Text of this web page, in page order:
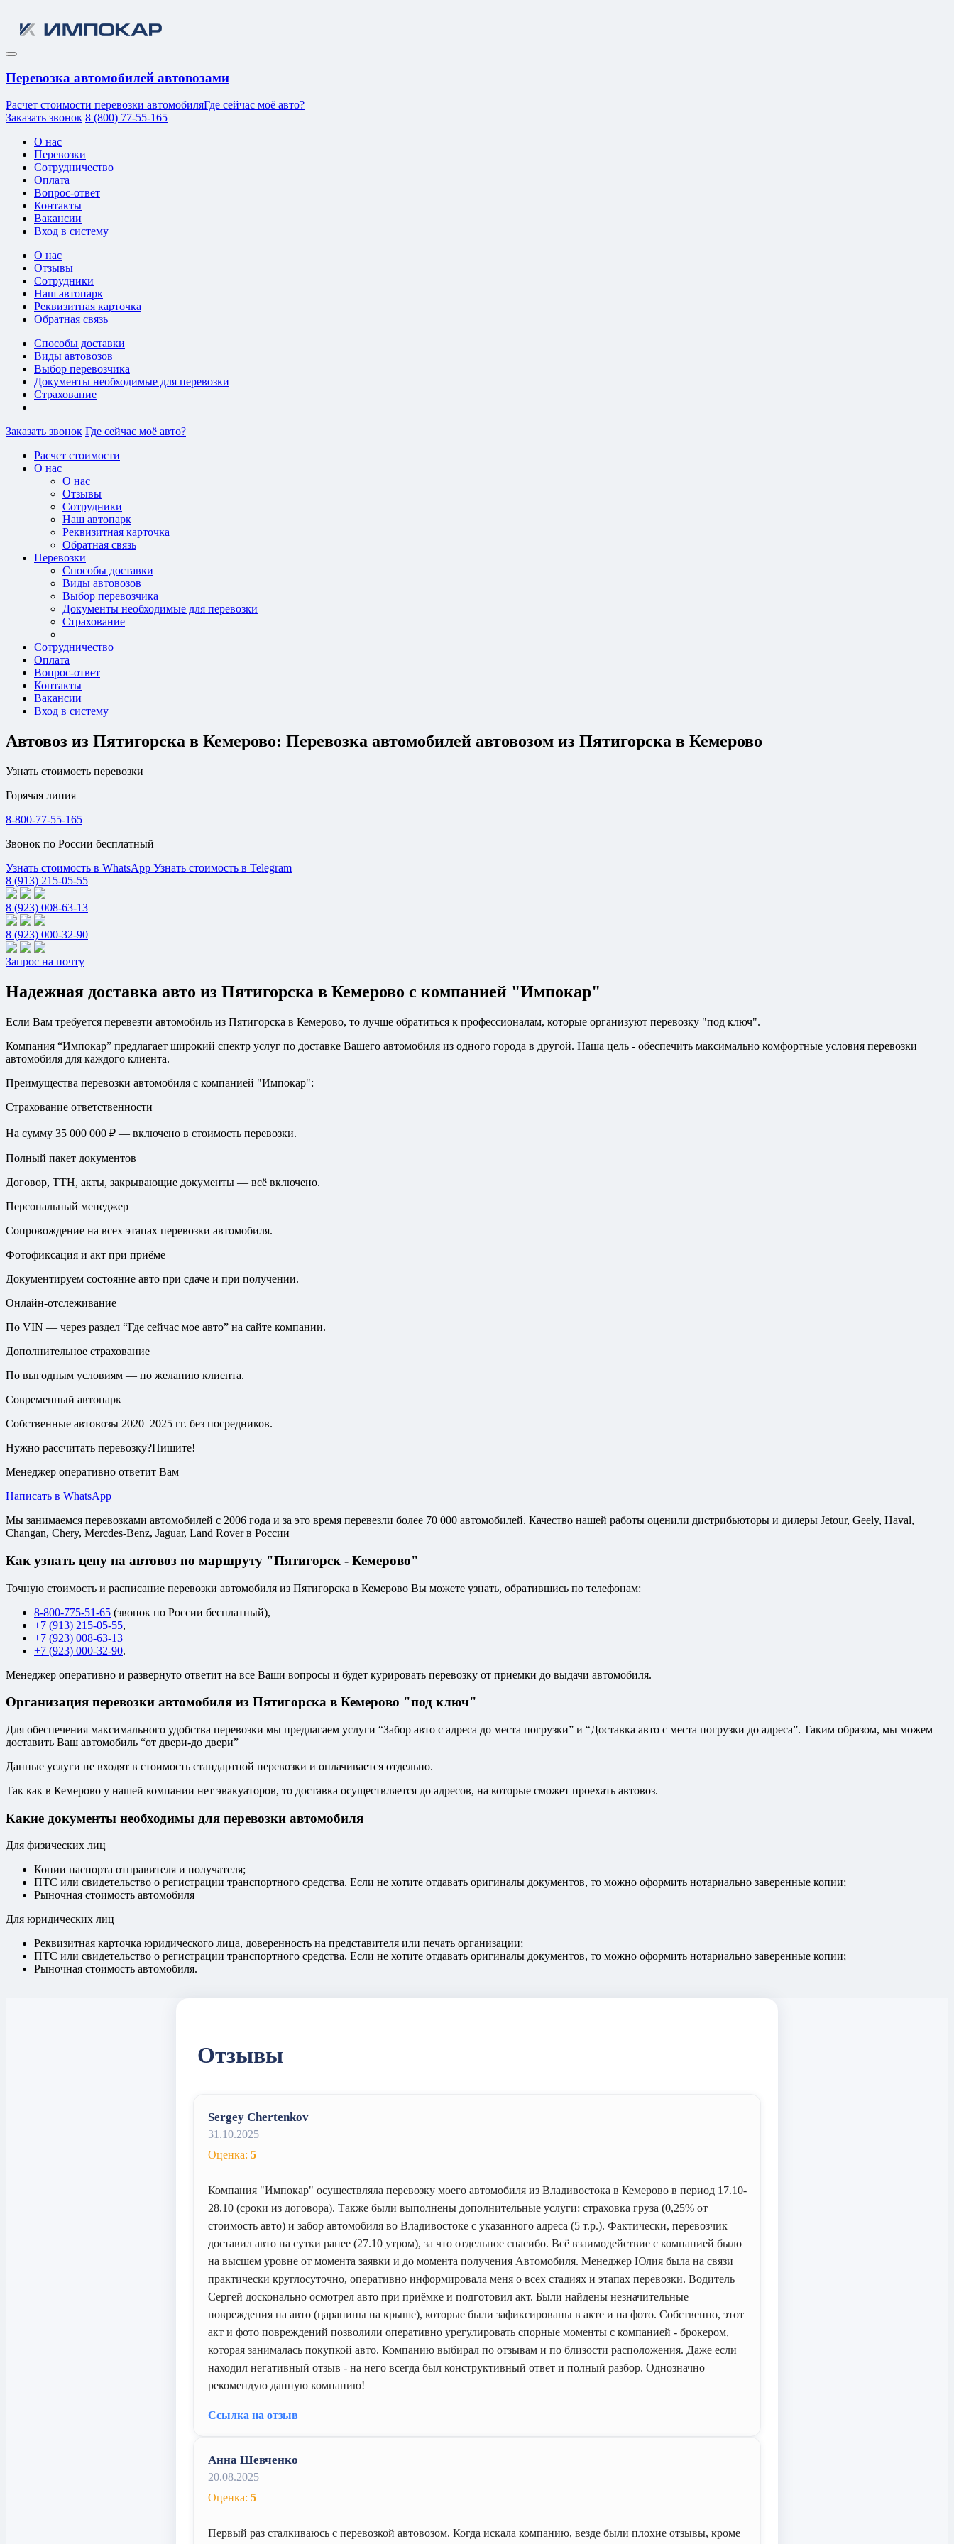
Перевозка автомобилей автовозами
Расчет стоимости перевозки автомобиляГде сейчас моё авто?
Заказать звонок 8 (800) 77-55-165
О нас
Перевозки
Сотрудничество
Оплата
Вопрос-ответ
Контакты
Вакансии
Вход в систему
О нас
Отзывы
Сотрудники
Наш автопарк
Реквизитная карточка
Обратная связь
Способы доставки
Виды автовозов
Выбор перевозчика
Документы необходимые для перевозки
Страхование
Заказать звонок Где сейчас моё авто?
Расчет стоимости
О нас
О нас
Отзывы
Сотрудники
Наш автопарк
Реквизитная карточка
Обратная связь
Перевозки
Способы доставки
Виды автовозов
Выбор перевозчика
Документы необходимые для перевозки
Страхование
Сотрудничество
Оплата
Вопрос-ответ
Контакты
Вакансии
Вход в систему
Автовоз из Пятигорска в Кемерово: Перевозка автомобилей автовозом из Пятигорска в Кемерово
Узнать стоимость перевозки
Горячая линия
8-800-77-55-165
Звонок по России бесплатный
Узнать стоимость в WhatsApp Узнать стоимость в Telegram
8 (913) 215-05-55
8 (923) 008-63-13
8 (923) 000-32-90
Запрос на почту
Надежная доставка авто из Пятигорска в Кемерово с компанией "Импокар"
Если Вам требуется перевезти автомобиль из Пятигорска в Кемерово, то лучше обратиться к профессионалам, которые организуют перевозку "под ключ".
Компания “Импокар” предлагает широкий спектр услуг по доставке Вашего автомобиля из одного города в другой. Наша цель - обеспечить максимально комфортные условия перевозки
автомобиля для каждого клиента.
Преимущества перевозки автомобиля с компанией "Импокар":
Страхование ответственности
На сумму 35 000 000 ₽ — включено в стоимость перевозки.
Полный пакет документов
Договор, ТТН, акты, закрывающие документы — всё включено.
Персональный менеджер
Сопровождение на всех этапах перевозки автомобиля.
Фотофиксация и акт при приёме
Документируем состояние авто при сдаче и при получении.
Онлайн-отслеживание
По VIN — через раздел “Где сейчас мое авто” на сайте компании.
Дополнительное страхование
По выгодным условиям — по желанию клиента.
Современный автопарк
Собственные автовозы 2020–2025 гг. без посредников.
Нужно рассчитать перевозку?Пишите!
Менеджер оперативно ответит Вам
Написать в WhatsApp
Мы занимаемся перевозками автомобилей с 2006 года и за это время перевезли более 70 000 автомобилей. Качество нашей работы оценили дистрибьюторы и дилеры Jetour, Geely, Haval,
Changan, Chery, Mercdes-Benz, Jaguar, Land Rover в России
Как узнать цену на автовоз по маршруту "Пятигорск - Кемерово"
Точную стоимость и расписание перевозки автомобиля из Пятигорска в Кемерово Вы можете узнать, обратившись по телефонам:
8-800-775-51-65 (звонок по России бесплатный),
+7 (913) 215-05-55,
+7 (923) 008-63-13
+7 (923) 000-32-90.
Менеджер оперативно и развернуто ответит на все Ваши вопросы и будет курировать перевозку от приемки до выдачи автомобиля.
Организация перевозки автомобиля из Пятигорска в Кемерово "под ключ"
Для обеспечения максимального удобства перевозки мы предлагаем услуги “Забор авто с адреса до места погрузки” и “Доставка авто с места погрузки до адреса”. Таким образом, мы можем
доставить Ваш автомобиль “от двери-до двери”
Данные услуги не входят в стоимость стандартной перевозки и оплачивается отдельно.
Так как в Кемерово у нашей компании нет эвакуаторов, то доставка осуществляется до адресов, на которые сможет проехать автовоз.
Какие документы необходимы для перевозки автомобиля
Для физических лиц
Копии паспорта отправителя и получателя;
ПТС или свидетельство о регистрации транспортного средства. Если не хотите отдавать оригиналы документов, то можно оформить нотариально заверенные копии;
Рыночная стоимость автомобиля
Для юридических лиц
Реквизитная карточка юридического лица, доверенность на представителя или печать организации;
ПТС или свидетельство о регистрации транспортного средства. Если не хотите отдавать оригиналы документов, то можно оформить нотариально заверенные копии;
Рыночная стоимость автомобиля.
Отзывы
Sergey Chertenkov
31.10.2025
Оценка: 5
Компания "Импокар" осуществляла перевозку моего автомобиля из Владивостока в Кемерово в период 17.10-
28.10 (сроки из договора). Также были выполнены дополнительные услуги: страховка груза (0,25% от
стоимость авто) и забор автомобиля во Владивостоке с указанного адреса (5 т.р.). Фактически, перевозчик
доставил авто на сутки ранее (27.10 утром), за что отдельное спасибо. Всё взаимодействие с компанией было
на высшем уровне от момента заявки и до момента получения Автомобиля. Менеджер Юлия была на связи
практически круглосуточно, оперативно информировала меня о всех стадиях и этапах перевозки. Водитель
Сергей досконально осмотрел авто при приёмке и подготовил акт. Были найдены незначительные
повреждения на авто (царапины на крыше), которые были зафиксированы в акте и на фото. Собственно, этот
акт и фото повреждений позволили оперативно урегулировать спорные моменты с компанией - брокером,
которая занималась покупкой авто. Компанию выбирал по отзывам и по близости расположения. Даже если
находил негативный отзыв - на него всегда был конструктивный ответ и полный разбор. Однозначно
рекомендую данную компанию!
Ссылка на отзыв
Анна Шевченко
20.08.2025
Оценка: 5
Первый раз сталкиваюсь с перевозкой автовозом. Когда искала компанию, везде были плохие отзывы, кроме